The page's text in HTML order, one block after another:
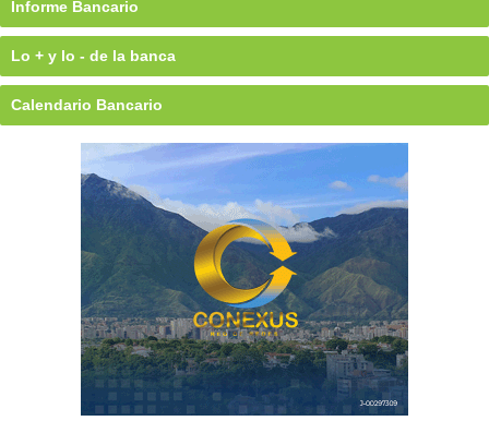
Informe Bancario
Lo + y lo - de la banca
Calendario Bancario